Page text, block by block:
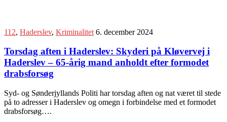
112, Haderslev, Kriminalitet 6. december 2024
Torsdag aften i Haderslev: Skyderi på Kløvervej i
Haderslev – 65-årig mand anholdt efter formodet
drabsforsøg
Syd- og Sønderjyllands Politi har torsdag aften og nat været til stede
på to adresser i Haderslev og omegn i forbindelse med et formodet
drabsforsøg….